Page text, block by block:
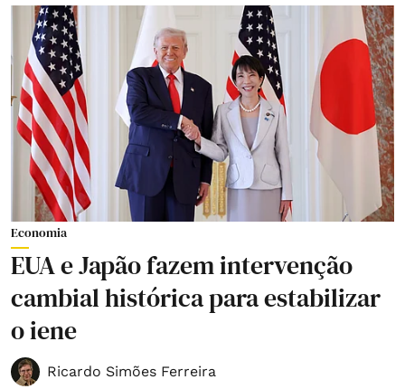
Economia
EUA e Japão fazem intervenção
cambial histórica para estabilizar
o iene
Ricardo Simões Ferreira